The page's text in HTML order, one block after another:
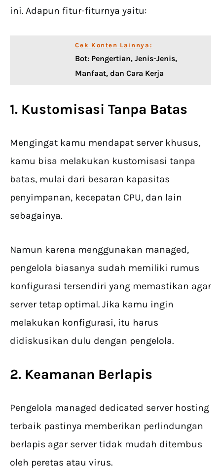
ini. Adapun fitur-fiturnya yaitu:
Cek Konten Lainnya:
Bot: Pengertian, Jenis-Jenis,
Manfaat, dan Cara Kerja
1. Kustomisasi Tanpa Batas
Mengingat kamu mendapat server khusus,
kamu bisa melakukan kustomisasi tanpa
batas, mulai dari besaran kapasitas
penyimpanan, kecepatan CPU, dan lain
sebagainya.
Namun karena menggunakan managed,
pengelola biasanya sudah memiliki rumus
konfigurasi tersendiri yang memastikan agar
server tetap optimal. Jika kamu ingin
melakukan konfigurasi, itu harus
didiskusikan dulu dengan pengelola.
2. Keamanan Berlapis
Pengelola managed dedicated server hosting
terbaik pastinya memberikan perlindungan
berlapis agar server tidak mudah ditembus
oleh peretas atau virus.